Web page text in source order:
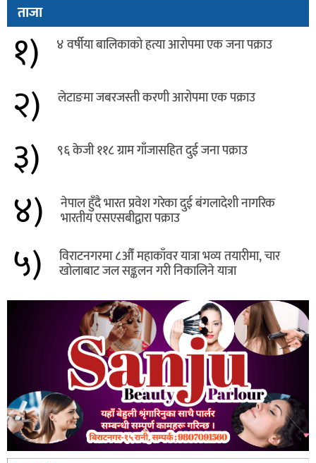
ताजा
१) ४ वर्षीया बालिकाको हत्या आरोपमा एक जना पक्राउ
२) लेटाङमा जबरजस्ती करणी आरोपमा एक पक्राउ
३) ९६ केजी ११८ ग्राम गाँजासहित दुई जना पक्राउ
४) नेपाल हुँदै भारत प्रवेश गरेका दुई बंगलादेशी नागरिक
भारतीय एसएसबीद्वारा पक्राउ
५) विराटनगरमा ८औँ महाकाँवर यात्रा भव्य तयारीमा, चार
खोलाबाट जल सङ्कलन गरी निकालिने यात्रा